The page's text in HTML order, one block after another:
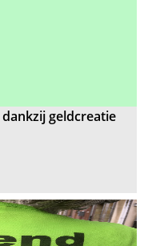
geldcreatie